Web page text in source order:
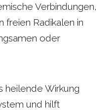
Verbindungen,
freien Radikalen in
oder
heilende Wirkung
und hilft